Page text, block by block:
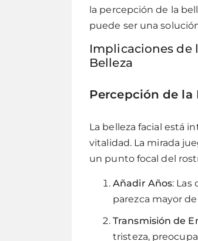
la percepción de la
puede ser una
Implicaciones de
Belleza
Percepción de la
La belleza facial está
vitalidad. La mirada
un punto focal del
Añadir Años: Las
parezca mayor
Transmisión de
tristeza,